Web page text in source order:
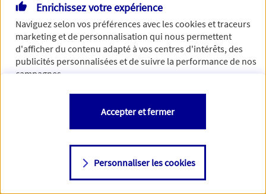
Si besoin, vous pouvez nous joindre via notre page de
contact.
> Nous contacter
Enrichissez votre expérience
Naviguez selon vos préférences avec lescookies et traceurs
marketing et de personnalisation qui nous permettent
d'afficher du contenu adapté à vos centres d'intérêts, des
publicités personnalisées et de suivre la performance de nos
campagnes.
Vous êtes libre de les accepter, de les refuser comme de
changer d'avis à tout moment en allant sur
Consulter notre politique decookies
Personnaliser les cookies
Accepter et fermer